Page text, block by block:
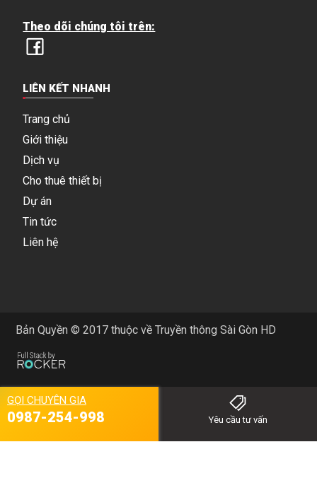
GỌI CHUYÊN GIA
0987-254-998 Yêu cầu tư vấn
Theo dõi chúng tôi trên:
LIÊN KẾT NHANH
Trang chủ
Giới thiệu
Dịch vụ
Cho thuê thiết bị
Dự án
Tin tức
Liên hệ
Bản Quyền © 2017 thuộc về Truyền thông Sài Gòn HD